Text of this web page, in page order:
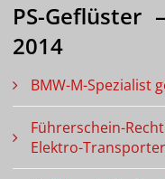
PS-Geflüster
2014
BMW-M-Spezialist
Führerschein-
Elektro-Transporter